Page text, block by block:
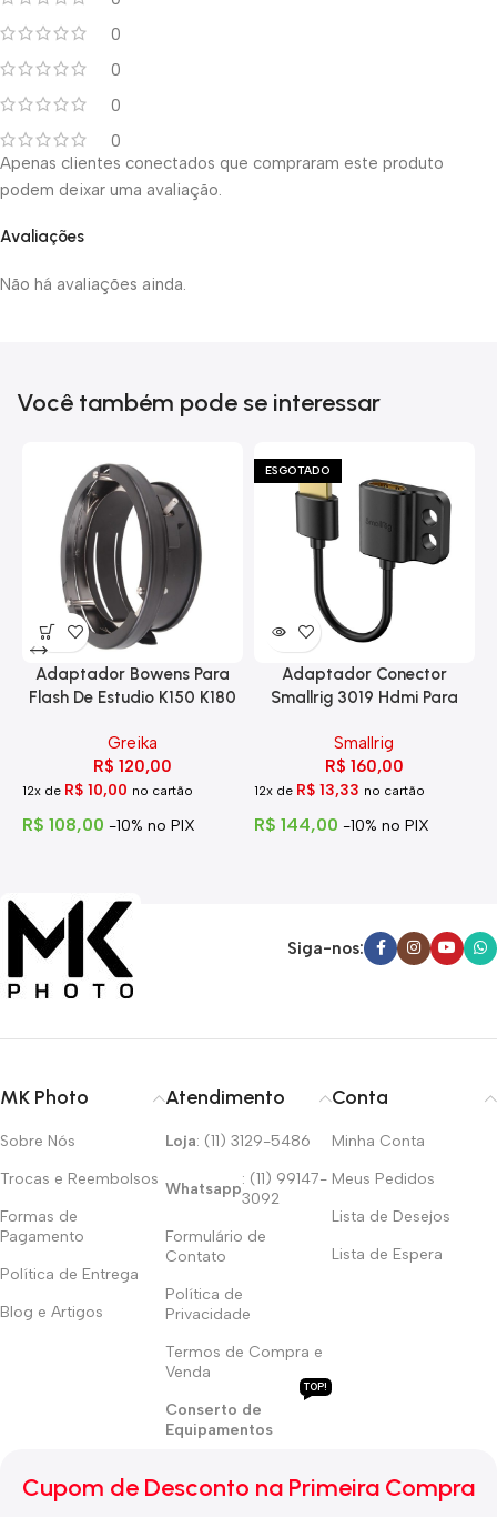
0
0
0
0
Avaliações
Não há avaliações ainda.
Apenas clientes conectados que compraram este produto
podem deixar uma avaliação.
Você também pode se interessar
Adaptador Bowens Para
Flash De Estudio K150 K180
Greika
R$ 120,00
12x de R$ 10,00 no cartão
R$ 108,00 -10% no PIX
ESGOTADO
Adaptador Conector
Smallrig 3019 Hdmi Para
Smallrig
R$ 160,00
12x de R$13,33 no cartão
R$ 144,00 -10% no PIX
Siga-nos:
MK Photo
Sobre Nós
Trocas e Reembolsos
Formas de
Pagamento
Política de Entrega
Blog e Artigos
Atendimento
Loja: (11) 3129-5486
Whatsapp
: (11) 99147-
3092
Formulário de
Contato
Política de
Privacidade
Termos de Compra e
Venda
Conserto de
Equipamentos
TOP!
Conta
Minha Conta
Meus Pedidos
Lista de Desejos
Lista de Espera
Cupom de Desconto na Primeira Compra